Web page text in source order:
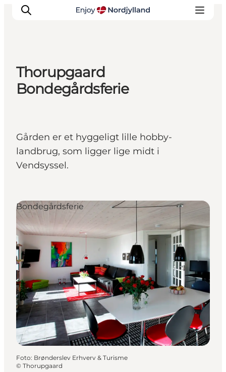
Oplevelser og aktiviteter
Planlæg din tur
Det sker
For børn
Thorupgaard
Bondegårdsferie
Gården er et hyggeligt lille hobby-
landbrug, som ligger lige midt i
Vendsyssel.
Bondegårdsferie
Foto: Brønderslev Erhverv & Turisme
© Thorupgaard